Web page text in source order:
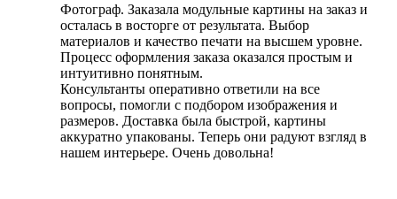
Фотограф. Заказала модульные картины на заказ и
осталась в восторге от результата. Выбор
материалов и качество печати на высшем уровне.
Процесс оформления заказа оказался простым и
интуитивно понятным.
Консультанты оперативно ответили на все
вопросы, помогли с подбором изображения и
размеров. Доставка была быстрой, картины
аккуратно упакованы. Теперь они радуют взгляд в
нашем интерьере. Очень довольна!